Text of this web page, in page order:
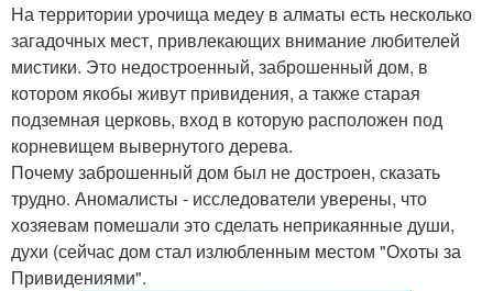
На территории урочища медеу в алматы есть несколько
загадочных мест, привлекающих внимание любителей
мистики. Это недостроенный, заброшенный дом, в
котором якобы живут привидения, а также старая
подземная церковь, вход в которую расположен под
корневищем вывернутого дерева.
Почему заброшенный дом был не достроен, сказать
трудно. Аномалисты - исследователи уверены, что
хозяевам помешали это сделать неприкаянные души,
духи (сейчас дом стал излюбленным местом "Охоты за
Привидениями".